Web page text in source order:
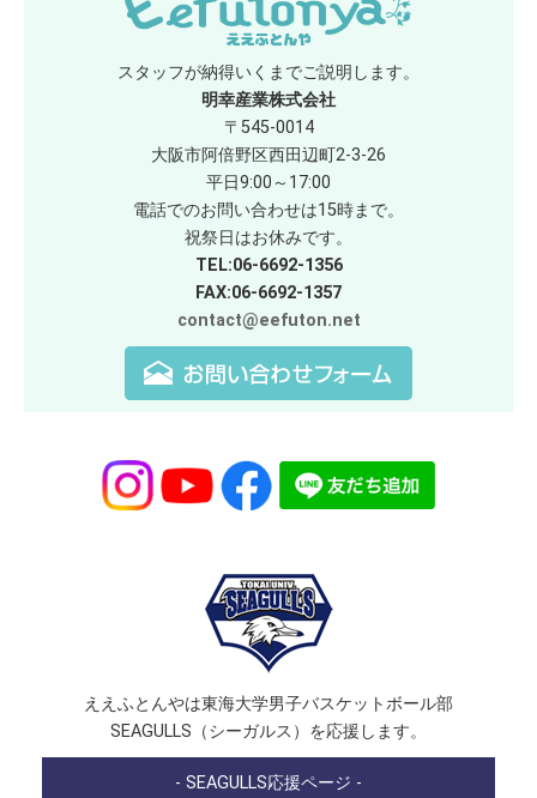
スタッフが納得いくまでご説明します。
明幸産業株式会社
〒545-0014
大阪市阿倍野区西田辺町2-3-26
平日9:00～17:00
電話でのお問い合わせは15時まで。
祝祭日はお休みです。
TEL:06-6692-1356
FAX:06-6692-1357
contact@eefuton.net
ええふとんやは東海大学男子バスケットボール部
SEAGULLS（シーガルス）を応援します。
- SEAGULLS応援ページ -